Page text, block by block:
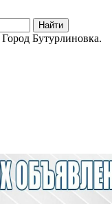
Найти
Город Бутурлиновка.